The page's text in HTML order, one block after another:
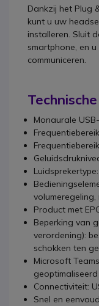
Dankzij het Plug
kunt u uw
installeren. Sluit
smartphone, en
communiceren.
Monaurale
volumeregeling,
Product met
Beperking van
verordening):
schokken ten
Microsoft
geoptimaliseerd
Connectiviteit:
Snel en